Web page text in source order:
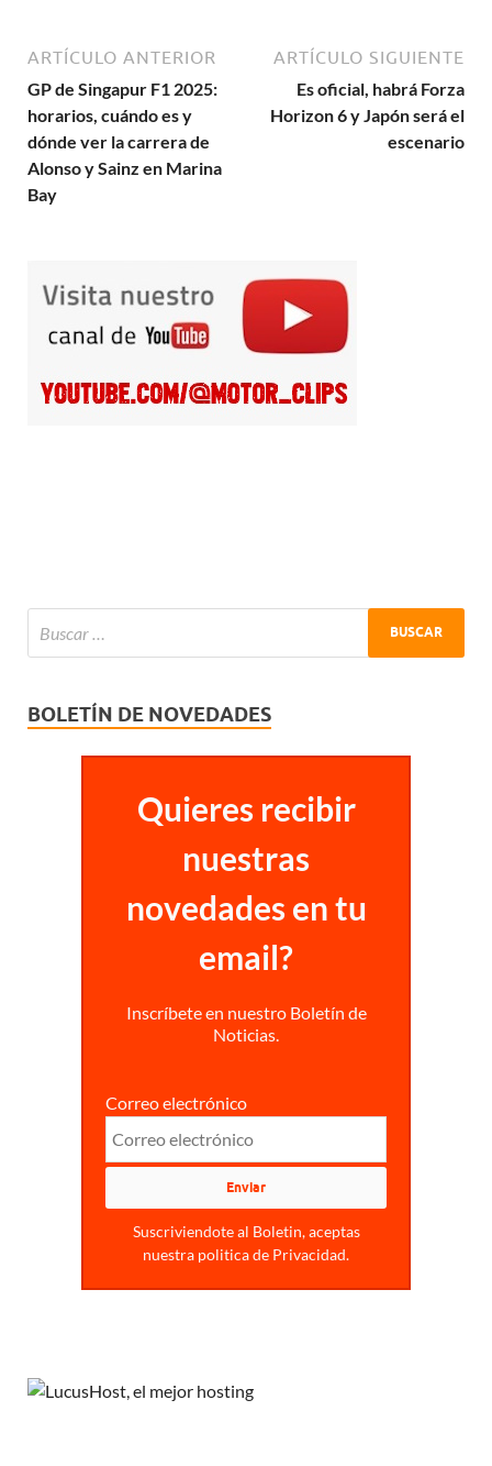
ARTÍCULO ANTERIOR
GP de Singapur F1 2025:
horarios, cuándo es y
dónde ver la carrera de
Alonso y Sainz en Marina
Bay
ARTÍCULO SIGUIENTE
Es oficial, habrá Forza
Horizon 6 y Japón será el
escenario
BOLETÍN DE NOVEDADES
Quieres recibir
nuestras
novedades en tu
email?
Inscríbete en nuestro Boletín de
Noticias.
Correo electrónico
Suscriviendote al Boletin, aceptas
nuestra politica de Privacidad.